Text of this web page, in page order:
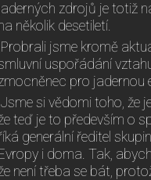
zdrojů je totiž
několik desetiletí.
jsme kromě
uspořádání
pro jadernou
si vědomi toho, že
teď je to především o
generální ředitel
i doma. Tak,
není třeba se bát,